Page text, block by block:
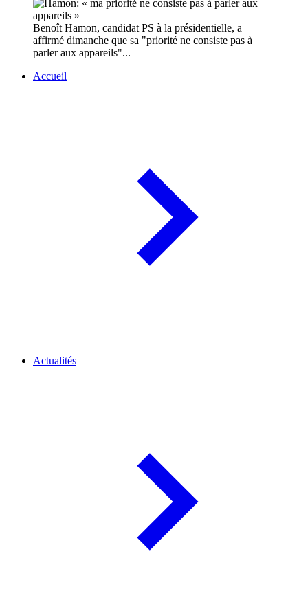
Benoît Hamon, candidat PS à la présidentielle, a
affirmé dimanche que sa "priorité ne consiste pas à
parler aux appareils"...
Accueil
Actualités